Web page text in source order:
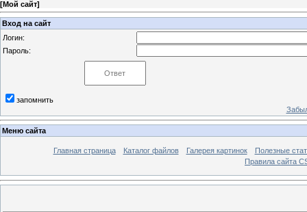
[Мой сайт]
Вход на сайт
Логин:
Пароль:
запомнить
Меню сайта
Главная страница Каталог файлов Галерея картинок
Полезные
Правила сайта